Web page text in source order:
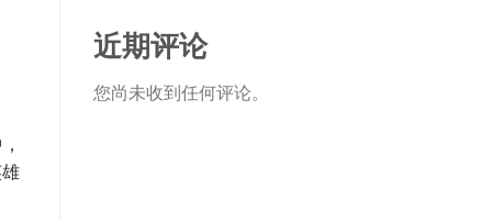
近期评论
您尚未收到任何评论。